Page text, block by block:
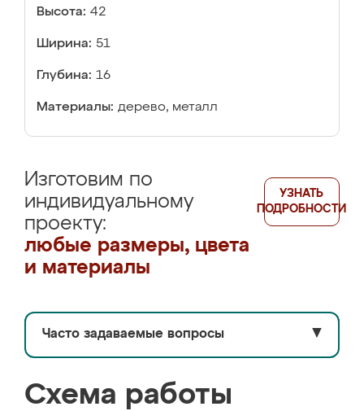
Высота: 42
Ширина: 51
Глубина: 16
Материалы: дерево, металл
Изготовим по
индивидуальному
проекту:
любые размеры, цвета
и материалы
УЗНАТЬ
ПОДРОБНОСТИ
Часто задаваемые вопросы ▼
Схема работы